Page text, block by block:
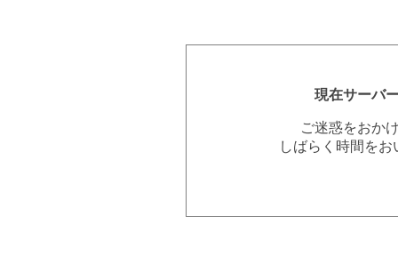
現在サーバ
ご迷惑をおか
しばらく時間を